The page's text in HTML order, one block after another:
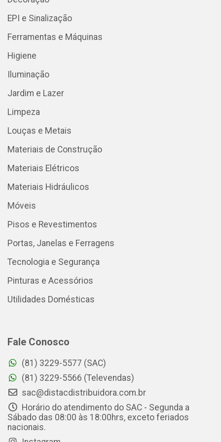
EPI e Sinalização
Ferramentas e Máquinas
Higiene
Iluminação
Jardim e Lazer
Limpeza
Louças e Metais
Materiais de Construção
Materiais Elétricos
Materiais Hidráulicos
Móveis
Pisos e Revestimentos
Portas, Janelas e Ferragens
Tecnologia e Segurança
Pinturas e Acessórios
Utilidades Domésticas
Fale Conosco
(81) 3229-5577 (SAC)
(81) 3229-5566 (Televendas)
sac@distacdistribuidora.com.br
Horário do atendimento do SAC - Segunda a
Sábado das 08:00 às 18:00hrs, exceto feriados
nacionais.